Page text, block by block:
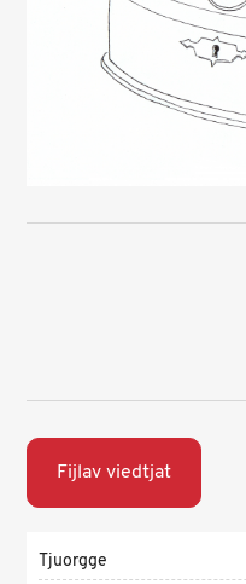
Fijlav viedtjat
Tjuorgge